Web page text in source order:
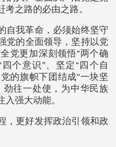
之路的必由之路。
自我革命，必须始终坚守
党的全面领导，坚持以党
党更加深刻领悟“两个确
个意识”、坚定“四个自
的旗帜下团结成“一块坚
劲往一处使，为中华民族
强大动能。
，更好发挥政治引领和政